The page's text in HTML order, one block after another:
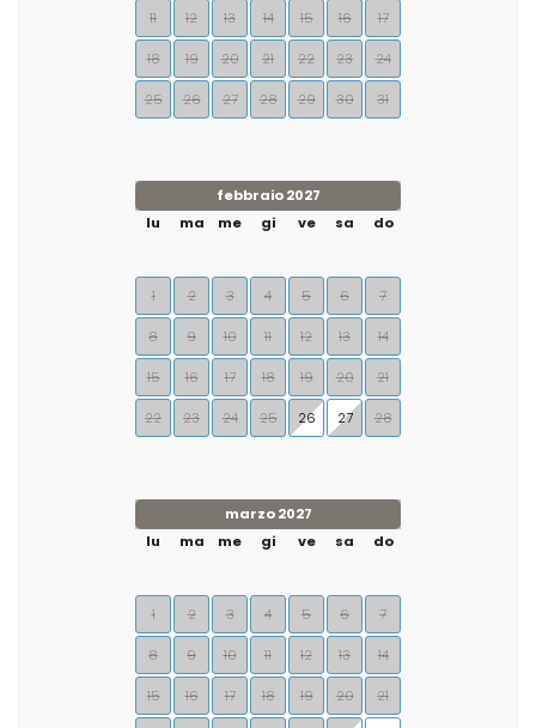
11 12 13 14 15 16 17
18 19 20 21 22 23 24
25 26 27 28 29 30 31
febbraio 2027
lu
ma me gi ve sa do
1 2 3 4 5 6 7
8 9 10 11 12 13 14
15 16 17 18 19 20 21
22 23 24 25 26 27 28
marzo 2027
lu
ma me gi ve sa do
1 2 3 4 5 6 7
8 9 10 11 12 13 14
15 16 17 18 19 20 21